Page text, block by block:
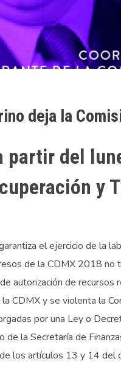
deja la
del
y
el ejercicio de la
de la CDMX 2018 no
autorización de
CDMX y se violenta la
por una Ley o
la Secretaría de
los artículos 13 y 14 del